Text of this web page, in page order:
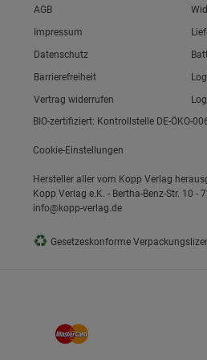
Link zum/zur
AGB
Link zum/zur
Impressum
Link zum/zur
Datenschutz
Link zum/zur
Barrierefreiheit
Vertrag widerrufen
BIO-zertifiziert: Kontrollstelle DE-ÖKO-
Cookie-Einstellungen
Hersteller aller vom Kopp Verlag
Kopp Verlag e.K. - Bertha-Benz-Str. 10 -
info@kopp-verlag.de
♻ Gesetzeskonforme
Gruppe